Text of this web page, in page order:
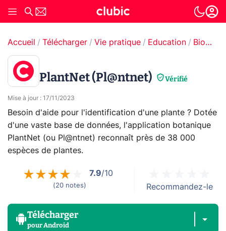
Accueil Télécharger Vie pratique Education Biologie
PlantNet (Pl@ntnet) Vérifié
Mise à jour : 17/11/2023
Besoin d'aide pour l'identification d'une plante ? Dotée
d'une vaste base de données, l'application botanique
PlantNet (ou Pl@ntnet) reconnaît près de 38 000
espèces de plantes.
7.9/10
(20 notes) Recommandez-le
Télécharger
pourAndroid